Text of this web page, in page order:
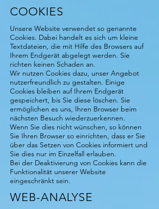
COOKIES
Unsere Website verwendet so genannte
Cookies. Dabei handelt es sich um kleine
Textdateien, die mit Hilfe des Browsers auf
Ihrem Endgerät abgelegt werden. Sie
richten keinen Schaden an.
Wir nutzen Cookies dazu, unser Angebot
nutzerfreundlich zu gestalten. Einige
Cookies bleiben auf Ihrem Endgerät
gespeichert, bis Sie diese löschen. Sie
ermöglichen es uns, Ihren Browser beim
nächsten Besuch wiederzuerkennen.
Wenn Sie dies nicht wünschen, so können
Sie Ihren Browser so einrichten, dass er Sie
über das Setzen von Cookies informiert und
Sie dies nur im Einzelfall erlauben.
Bei der Deaktivierung von Cookies kann die
Funktionalität unserer Website
eingeschränkt sein.
WEB-ANALYSE